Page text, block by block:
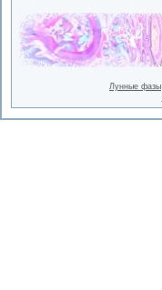
Лунные фазы